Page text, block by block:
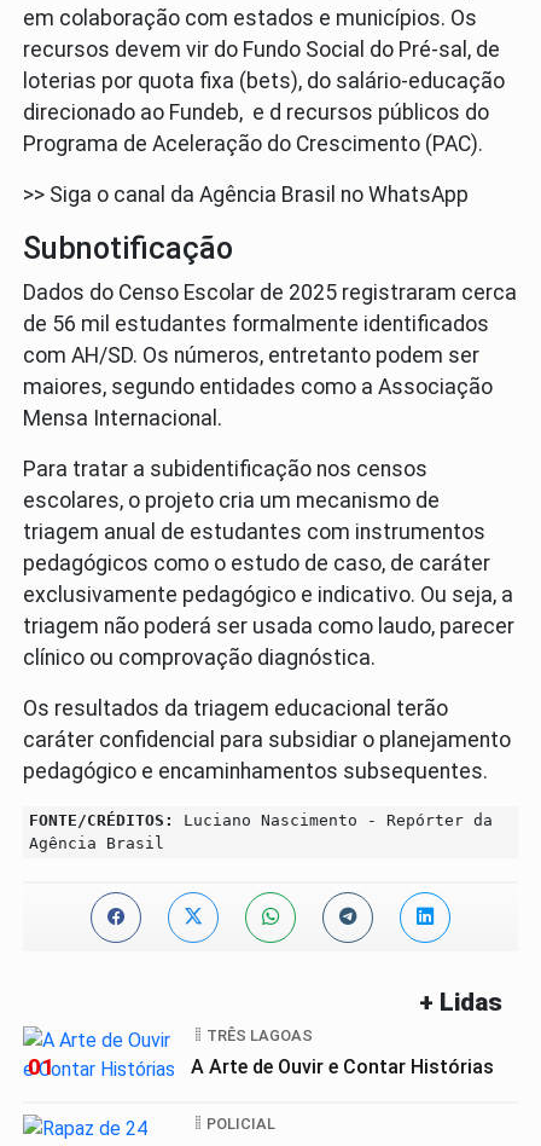
em colaboração com estados e municípios. Os
recursos devem vir do Fundo Social do Pré-sal, de
loterias por quota fixa (bets), do salário-educação
direcionado ao Fundeb, e d recursos públicos do
Programa de Aceleração do Crescimento (PAC).
>> Siga o canal da Agência Brasil no WhatsApp
Subnotificação
Dados do Censo Escolar de 2025 registraram cerca
de 56 mil estudantes formalmente identificados
com AH/SD. Os números, entretanto podem ser
maiores, segundo entidades como a Associação
Mensa Internacional.
Para tratar a subidentificação nos censos
escolares, o projeto cria um mecanismo de
triagem anual de estudantes com instrumentos
pedagógicos como o estudo de caso, de caráter
exclusivamente pedagógico e indicativo. Ou seja, a
triagem não poderá ser usada como laudo, parecer
clínico ou comprovação diagnóstica.
Os resultados da triagem educacional terão
caráter confidencial para subsidiar o planejamento
pedagógico e encaminhamentos subsequentes.
FONTE/CRÉDITOS:
Luciano Nascimento - Repórter da
Agência Brasil
+ Lidas
01
TRÊS LAGOAS
A Arte de Ouvir e Contar Histórias
POLICIAL